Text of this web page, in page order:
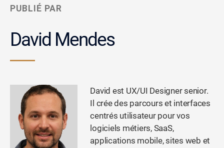
PUBLIÉ PAR
David Mendes
David est UX/UI Designer senior.
Il crée des parcours et interfaces
centrés utilisateur pour vos
logiciels métiers, SaaS,
applications mobile, sites web et